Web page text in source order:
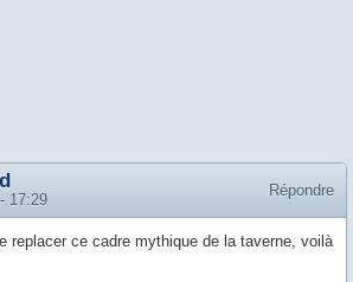
Répondre
17:29
replacer ce cadre mythique de la taverne, voilà